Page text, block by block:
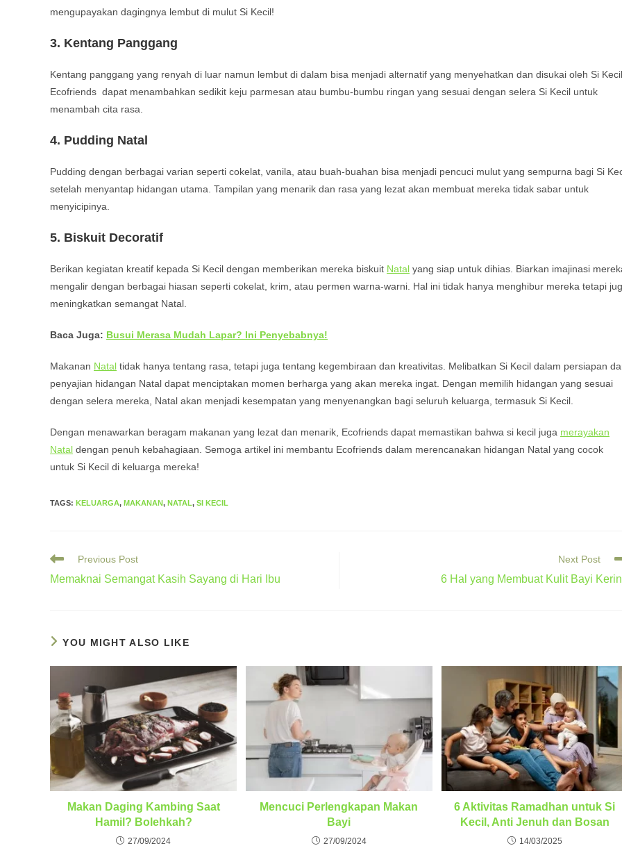
mengupayakan dagingnya lembut di mulut Si Kecil!
3. Kentang Panggang
Kentang panggang yang renyah di luar namun lembut di dalam bisa menjadi alternatif yang menyehatkan dan disukai oleh Si
Ecofriends dapat menambahkan sedikit keju parmesan atau bumbu-bumbu ringan yang sesuai dengan selera Si Kecil untuk
menambah cita rasa.
4. Pudding Natal
Pudding dengan berbagai varian seperti cokelat, vanila, atau buah-buahan bisa menjadi pencuci mulut yang sempurna bagi Si
setelah menyantap hidangan utama. Tampilan yang menarik dan rasa yang lezat akan membuat mereka tidak sabar untuk
menyicipinya.
5. Biskuit Decoratif
Berikan kegiatan kreatif kepada Si Kecil dengan memberikan mereka biskuit Natal yang siap untuk dihias. Biarkan imajinasi
mengalir dengan berbagai hiasan seperti cokelat, krim, atau permen warna-warni. Hal ini tidak hanya menghibur mereka tetapi
meningkatkan semangat Natal.
Baca Juga: Busui Merasa Mudah Lapar? Ini Penyebabnya!
Makanan Natal tidak hanya tentang rasa, tetapi juga tentang kegembiraan dan kreativitas. Melibatkan Si Kecil dalam persiapan
penyajian hidangan Natal dapat menciptakan momen berharga yang akan mereka ingat. Dengan memilih hidangan yang sesuai
dengan selera mereka, Natal akan menjadi kesempatan yang menyenangkan bagi seluruh keluarga, termasuk Si Kecil.
Dengan menawarkan beragam makanan yang lezat dan menarik, Ecofriends dapat memastikan bahwa si kecil juga merayakan
Natal dengan penuh kebahagiaan. Semoga artikel ini membantu Ecofriends dalam merencanakan hidangan Natal yang cocok
untuk Si Kecil di keluarga mereka!
TAGS: KELUARGA, MAKANAN, NATAL, SI KECIL
Read
articles
Previous Post
Memaknai Semangat Kasih Sayang di Hari Ibu
Next Post
6 Hal yang Membuat Kulit Bayi
YOU MIGHT ALSO LIKE
Makan Daging Kambing Saat
Hamil? Bolehkah?
27/09/2024
Mencuci Perlengkapan Makan
Bayi
27/09/2024
6 Aktivitas Ramadhan untuk Si
Kecil, Anti Jenuh dan Bosan
14/03/2025